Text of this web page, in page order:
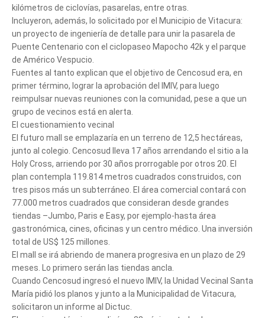
kilómetros de ciclovías, pasarelas, entre otras.
Incluyeron, además, lo solicitado por el Municipio de Vitacura:
un proyecto de ingeniería de detalle para unir la pasarela de
Puente Centenario con el ciclopaseo Mapocho 42k y el parque
de Américo Vespucio.
Fuentes al tanto explican que el objetivo de Cencosud era, en
primer término, lograr la aprobación del IMIV, para luego
reimpulsar nuevas reuniones con la comunidad, pese a que un
grupo de vecinos está en alerta.
El cuestionamiento vecinal
El futuro mall se emplazaría en un terreno de 12,5 hectáreas,
junto al colegio. Cencosud lleva 17 años arrendando el sitio a la
Holy Cross, arriendo por 30 años prorrogable por otros 20. El
plan contempla 119.814 metros cuadrados construidos, con
tres pisos más un subterráneo. El área comercial contará con
77.000 metros cuadrados que consideran desde grandes
tiendas –Jumbo, Paris e Easy, por ejemplo-hasta área
gastronómica, cines, oficinas y un centro médico. Una inversión
total de US$ 125 millones.
El mall se irá abriendo de manera progresiva en un plazo de 29
meses. Lo primero serán las tiendas ancla.
Cuando Cencosud ingresó el nuevo IMIV, la Unidad Vecinal Santa
María pidió los planos y junto a la Municipalidad de Vitacura,
solicitaron un informe al Dictuc.